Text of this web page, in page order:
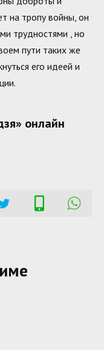
на тропу войны, он
трудностями , но
пути таких же
его идеей и
онлайн